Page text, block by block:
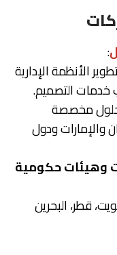
:
الأنظمة الإدارية
خدمات التصميم.
مخصصة
ودول
حكومية
قطر، البحرين